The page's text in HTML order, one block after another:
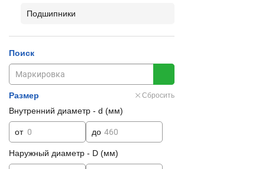
Подшипники
Поиск
Размер Сбросить
Внутренний диаметр - d (мм)
от до
Наружный диаметр - D (мм)